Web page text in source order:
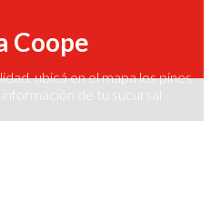
Coope
ubicá en el mapa los pines
de tu sucursal